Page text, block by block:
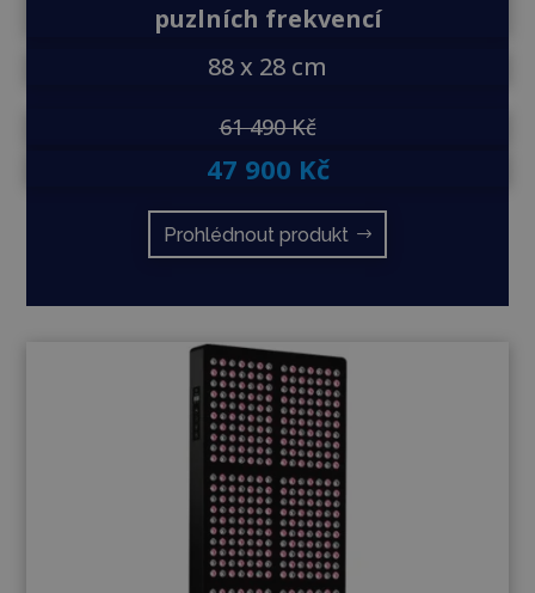
puzlních frekvencí
88 x 28 cm
61 490 Kč
47 900 Kč
Prohlédnout produkt